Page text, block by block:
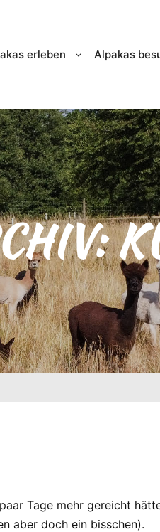
erleben Alpakas
Tage mehr gereicht
aber doch ein bisschen).